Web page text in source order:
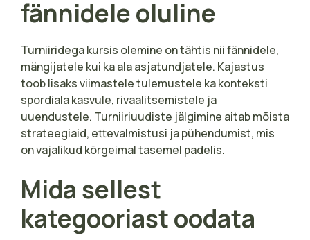
fännidele oluline
Turniiridega kursis olemine on tähtis nii fännidele,
mängijatele kui ka ala asjatundjatele. Kajastus
toob lisaks viimastele tulemustele ka konteksti
spordiala kasvule, rivaalitsemistele ja
uuendustele. Turniiriuudiste jälgimine aitab mõista
strateegiaid, ettevalmistusi ja pühendumist, mis
on vajalikud kõrgeimal tasemel padelis.
Mida sellest
kategooriast oodata